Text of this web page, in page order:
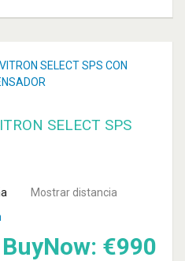
SELECT SPS
Mostrar distancia
BuyNow: €990